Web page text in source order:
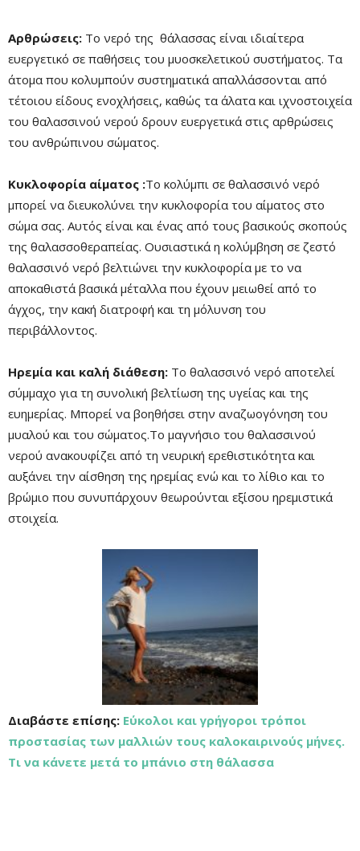
Αρθρώσεις: Το νερό της θάλασσας είναι ιδιαίτερα
ευεργετικό σε παθήσεις του μυοσκελετικού συστήματος. Τα
άτομα που κολυμπούν συστηματικά απαλλάσσονται από
τέτοιου είδους ενοχλήσεις, καθώς τα άλατα και ιχνοστοιχεία
του θαλασσινού νερού δρουν ευεργετικά στις αρθρώσεις
του ανθρώπινου σώματος.
Κυκλοφορία αίματος :Το κολύμπι σε θαλασσινό νερό
μπορεί να διευκολύνει την κυκλοφορία του αίματος στο
σώμα σας. Αυτός είναι και ένας από τους βασικούς σκοπούς
της θαλασσοθεραπείας. Ουσιαστικά η κολύμβηση σε ζεστό
θαλασσινό νερό βελτιώνει την κυκλοφορία με το να
αποκαθιστά βασικά μέταλλα που έχουν μειωθεί από το
άγχος, την κακή διατροφή και τη μόλυνση του
περιβάλλοντος.
Ηρεμία και καλή διάθεση: Το θαλασσινό νερό αποτελεί
σύμμαχο για τη συνολική βελτίωση της υγείας και της
ευημερίας. Μπορεί να βοηθήσει στην αναζωογόνηση του
μυαλού και του σώματος.Το μαγνήσιο του θαλασσινού
νερού ανακουφίζει από τη νευρική ερεθιστικότητα και
αυξάνει την αίσθηση της ηρεμίας ενώ και το λίθιο και το
βρώμιο που συνυπάρχουν θεωρούνται εξίσου ηρεμιστικά
στοιχεία.
Διαβάστε επίσης: Εύκολοι και γρήγοροι τρόποι
προστασίας των μαλλιών τους καλοκαιρινούς μήνες.
Τι να κάνετε μετά το μπάνιο στη θάλασσα